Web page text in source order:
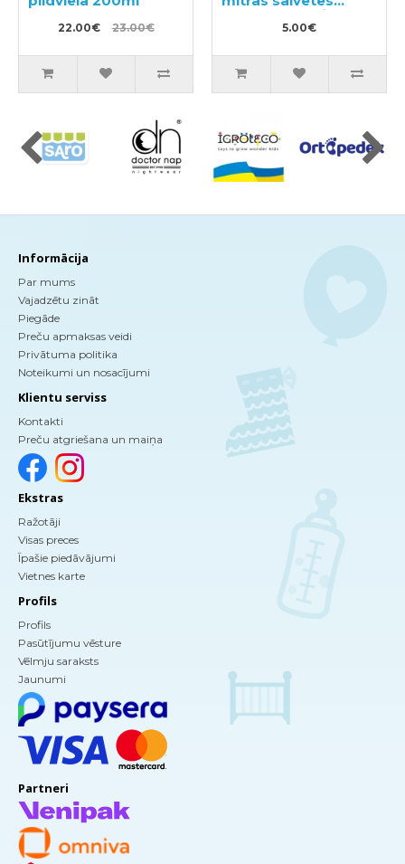
22.00€ 23.00€
rokām bez spirta
5.00€
Informācija
Par mums
Vajadzētu zināt
Piegāde
Preču apmaksas veidi
Privātuma politika
Noteikumi un nosacījumi
Klientu serviss
Kontakti
Preču atgriešana un maiņa
Ekstras
Ražotāji
Visas preces
Īpašie piedāvājumi
Vietnes karte
Profils
Profils
Pasūtījumu vēsture
Vēlmju saraksts
Jaunumi
Partneri